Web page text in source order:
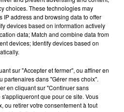
11h38
11h38
TEDDY SWIMS
choices. These technologies may
IP address and browsing data to offer
devices based on information actively
data; Match and combine data from
devices; Identify devices based on
sur "Accepter et fermer", ou affiner en
partenaires dans "Gérer mes choix".
en cliquant sur "Continuer sans
que pour ce site. Vous
ou retirer votre consentement à tout